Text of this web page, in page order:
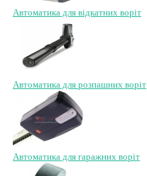
Автоматика для відкатних воріт
Автоматика для розпашних воріт
Автоматика для гаражних воріт